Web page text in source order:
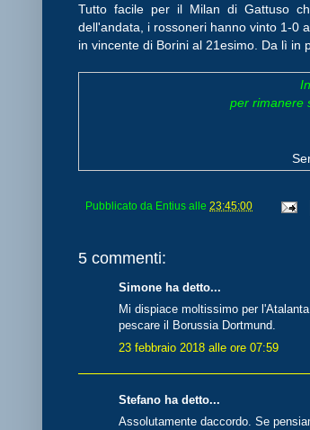
Tutto facile per il Milan di Gattuso
dell'andata, i rossoneri hanno vinto 1-0
in vincente di Borini al 21esimo. Da lì in
per rimanere
Pubblicato da Entius alle 23:45:00
5 commenti:
Simone ha detto...
Mi dispiace moltissimo per
pescare il Borussia Dortmund.
23 febbraio 2018 alle ore 07:59
Stefano ha detto...
Assolutamente daccordo. Se